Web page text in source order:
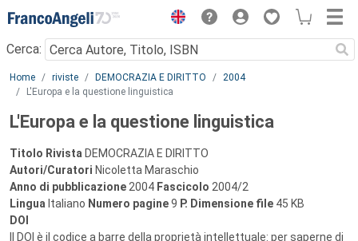
Menu
Cerca:
Main content
Home riviste DEMOCRAZIA E DIRITTO
2004
L'Europa e la questione linguistica
L'Europa e la questione linguistica
Titolo Rivista DEMOCRAZIA E DIRITTO
Autori/Curatori Nicoletta Maraschio
Anno di pubblicazione 2004 Fascicolo 2004/2
Lingua Italiano Numero pagine9 P. Dimensione file 45 KB
DOI
Il DOI è il codice a barre della proprietà intellettuale: per saperne di